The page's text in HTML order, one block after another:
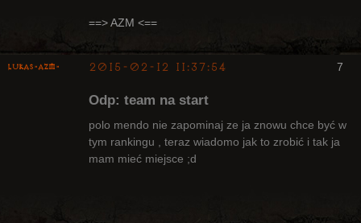
==> AZM <==
7
lukas-azm- 2015-02-12 11:37:54
Odp: team na start
polo mendo nie zapominaj ze ja znowu chce być w
tym rankingu , teraz wiadomo jak to zrobić i tak ja
mam mieć miejsce ;d